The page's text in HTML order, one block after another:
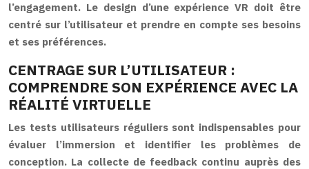
l’engagement. Le design d’une expérience VR doit être
centré sur l’utilisateur et prendre en compte ses besoins
et ses préférences.
CENTRAGE SUR L’UTILISATEUR :
COMPRENDRE SON EXPÉRIENCE AVEC LA
RÉALITÉ VIRTUELLE
Les tests utilisateurs réguliers sont indispensables pour
évaluer l’immersion et identifier les problèmes de
conception. La collecte de feedback continu auprès des